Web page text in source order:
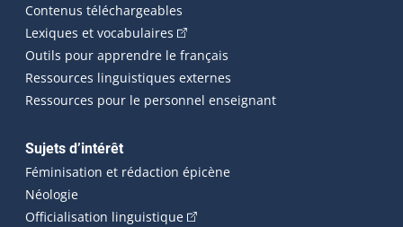
Contenus téléchargeables
Lexiques et vocabulaires (Cet hyperlien externe s'ouvrira
Outils pour apprendre le français
Ressources linguistiques externes
Ressources pour le personnel enseignant
Sujets d’intérêt
Féminisation et rédaction épicène
Néologie
Officialisation linguistique(Cet hyperlien externe s'ouvrira